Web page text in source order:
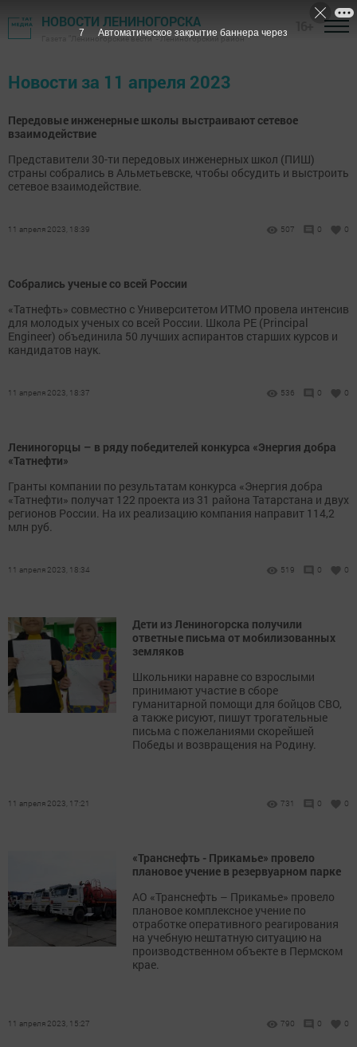
НОВОСТИ ЛЕНИНОГОРСКА
Газета "Лениногорские вести" - Лениногорский район
Новости за 11 апреля 2023
Передовые инженерные школы выстраивают сетевое
взаимодействие
Представители 30-ти передовых инженерных школ (ПИШ)
страны собрались в Альметьевске, чтобы обсудить и выстроить
сетевое взаимодействие.
11 апреля 2023, 18:39 507 0 0
Собрались ученые со всей России
«Татнефть» совместно с Университетом ИТМО провела интенсив
для молодых ученых со всей России. Школа PE (Principal
Engineer) объединила 50 лучших аспирантов старших курсов и
кандидатов наук.
11 апреля 2023, 18:37 536 0 0
Лениногорцы – в ряду победителей конкурса «Энергия добра
«Татнефти»
Гранты компании по результатам конкурса «Энергия добра
«Татнефти» получат 122 проекта из 31 района Татарстана и двух
регионов России. На их реализацию компания направит 114,2
млн руб.
11 апреля 2023, 18:34 519 0 0
Дети из Лениногорска получили
ответные письма от мобилизованных
земляков
Школьники наравне со взрослыми
принимают участие в сборе
гуманитарной помощи для бойцов СВО,
а также рисуют, пишут трогательные
письма с пожеланиями скорейшей
Победы и возвращения на Родину.
11 апреля 2023, 17:21 731 0 0
«Транснефть - Прикамье» провело
плановое учение в резервуарном парке
АО «Транснефть – Прикамье» провело
плановое комплексное учение по
отработке оперативного реагирования
на учебную нештатную ситуацию на
производственном объекте в Пермском
крае.
11 апреля 2023, 15:27 790 0 0
7 Автоматическое закрытие баннера через